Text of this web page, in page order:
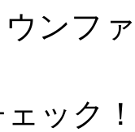
ンフ
ック